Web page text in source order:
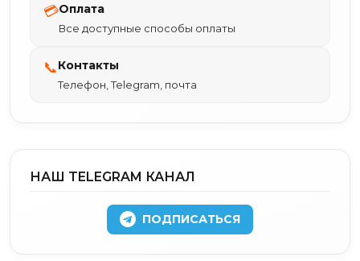
💳Оплата
Все доступные способы оплаты
📞Контакты
Телефон, Telegram, почта
НАШ TELEGRAM КАНАЛ
ПОДПИСАТЬСЯ